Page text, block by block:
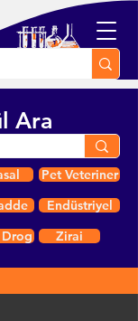
Ara
Pet Veteriner
Endüstriyel
Zirai